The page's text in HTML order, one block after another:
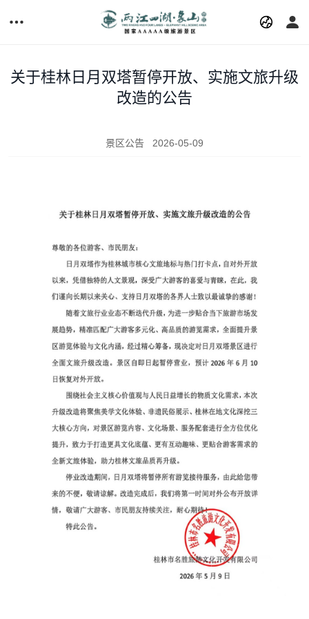
关于桂林日月双塔暂停开放、实施文旅升级
改造的公告
景区公告 2026-05-09